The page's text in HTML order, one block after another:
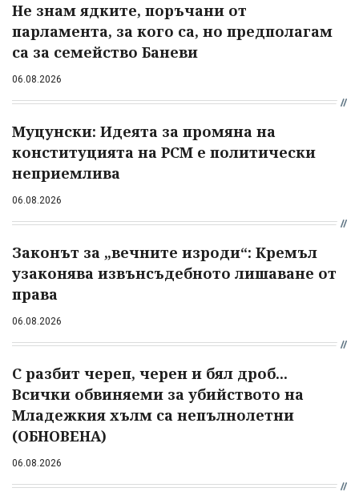
Не знам ядките, поръчани от
парламента, за кого са, но предполагам
са за семейство Баневи
06.08.2026
Муцунски: Идеята за промяна на
конституцията на РСМ е политически
неприемлива
06.08.2026
Законът за „вечните изроди“: Кремъл
узаконява извънсъдебното лишаване от
права
06.08.2026
С разбит череп, черен и бял дроб...
Всички обвиняеми за убийството на
Младежкия хълм са непълнолетни
(ОБНОВЕНА)
06.08.2026